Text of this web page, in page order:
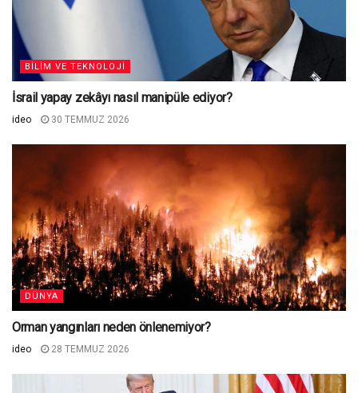
BILIM VE TEKNOLOJI
İsrail yapay zekâyı nasıl manipüle ediyor?
ideo 30 TEMMUZ 2026
DÜNYA
Orman yangınları neden önlenemiyor?
ideo 28 TEMMUZ 2026